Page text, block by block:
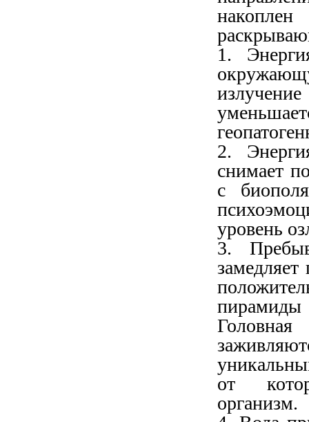
накоплен
1.
2.
снимает
с
уровень
3.
пирамиды
от
организм.